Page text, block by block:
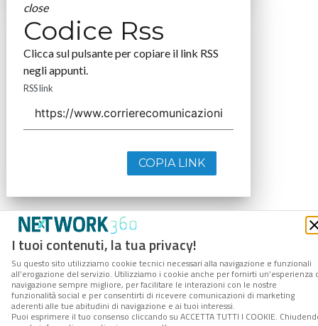
I tuoi contenuti, la tua privacy!
Su questo sito utilizziamo cookie tecnici necessari alla navigazione e funzionali
all’erogazione del servizio. Utilizziamo i cookie anche per fornirti un’esperienza
navigazione sempre migliore, per facilitare le interazioni con le nostre
funzionalità social e per consentirti di ricevere comunicazioni di marketing
aderenti alle tue abitudini di navigazione e ai tuoi interessi.
Puoi esprimere il tuo consenso cliccando su ACCETTA TUTTI I COOKIE.
close
Codice Rss
Clicca sul pulsante per copiare il link RSS
negli appunti.
RSS link
COPIA LINK